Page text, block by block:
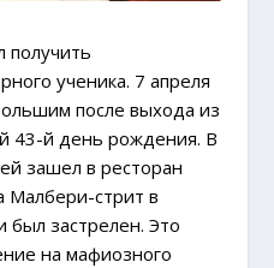
получить
ученика. 7 апреля
после выхода из
43-й день рождения. В
зашел в ресторан
Малбери-стрит в
был застрелен. Это
на мафиозного